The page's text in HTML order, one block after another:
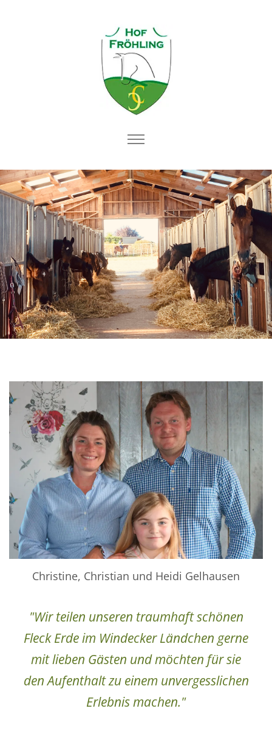
Christine, Christian und Heidi Gelhausen
"Wir teilen unseren traumhaft schönen
Fleck Erde im Windecker Ländchen gerne
mit lieben Gästen und möchten für sie
den Aufenthalt zu einem unvergesslichen
Erlebnis machen."